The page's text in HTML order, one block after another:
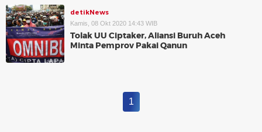
detikNews
Kamis, 08 Okt 2020 14:43 WIB
Tolak UU Ciptaker, Aliansi Buruh Aceh
Minta Pemprov Pakai Qanun
1